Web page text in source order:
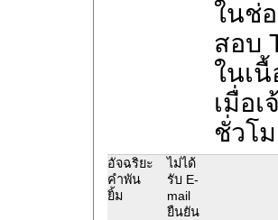
ในช่
สอบ
ในเ
เมื่อ
ชั่วโ
อัจฉริยะ
คำพัน
ยิ้ม
ไม่ได้
รับ E-
mail
ยืนยัน